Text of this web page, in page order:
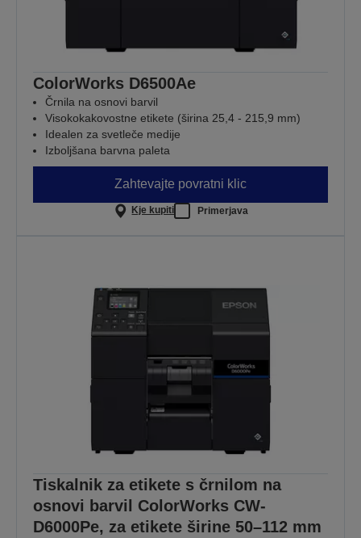
ColorWorks D6500Ae
Črnila na osnovi barvil
Visokokakovostne etikete (širina 25,4 - 215,9 mm)
Idealen za svetleče medije
Izboljšana barvna paleta
Zahtevajte povratni klic
Kje kupiti Primerjava
Tiskalnik za etikete s črnilom na
osnovi barvil ColorWorks CW-
D6000Pe, za etikete širine 50–112 mm